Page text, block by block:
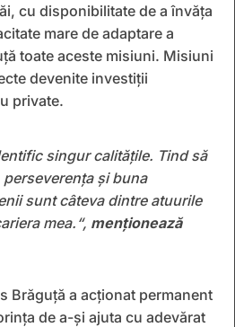
cu disponibilitate de a învăţa
mare de adaptare a
toate aceste misiuni. Misiuni
devenite investiţii
private.
singur calitățile. Tind să
și buna
sunt câteva dintre atuurile
mea.“, menționează
Brăguţă a acţionat permanent
de a-și ajuta cu adevărat